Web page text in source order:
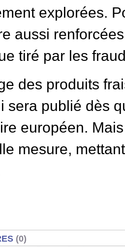
explorées.
aussi
tiré par les
des produits
sera publié dès
européen.
mesure,
(0)